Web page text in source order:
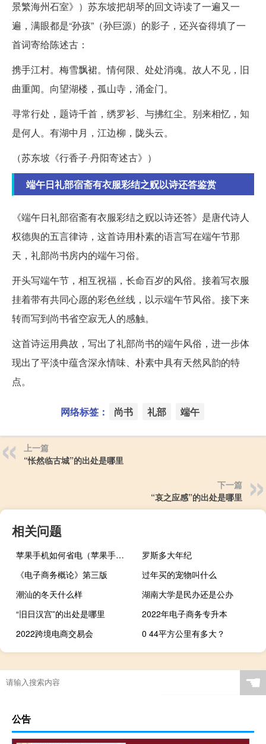
景繁海州石室》）苏东坡把胡琴的回文诗读了一遍又一
遍，满眼都是“孙孩”（孙巨源）的影子，还兴奋得填了一
首词寄给陈述古：
携手江村。梅雪飘裙。情何限、处处消魂。故人不见，旧
曲重闻。向望湖楼，孤山寺，涌金门。
寻常行处，题诗千首，绣罗衫、与拂红尘。别来相忆，知
是何人。有湖中月，江边柳，陇头云。
（苏东坡《行香子·丹阳寄述古》）
端午日礼部宿斋有衣服彩结之贶以诗还答鉴赏
《端午日礼部宿斋有衣服彩结之贶以诗还答》是唐代诗人
权德舆的五言律诗，这首诗用朴素的语言写在端午节那
天，礼部尚书房内的端午习俗。
开头写端午节，相互祝福，长命百岁的风俗。接着写衣服
挂着带有共同心愿的彩色丝线，以示端午节风俗。接下来
转而写到尚书省空寂无人的感触。
这首诗运用典故，写出了礼部尚书的端午风俗，进一步体
现出了平淡中蕴含深永情味、朴素中具有天然风韵的特
点。
网络标签： 尚书 礼部 端午
上一篇
“怅然临古城”的出处是哪里
下一篇
“哀之应感”的出处是哪里
相关问题
苹果手机如何省电（苹果手机如何防盗）
罗斯多大年纪
《电子商务概论》第三版
过年买的宠物叫什么
潮汕的冬天什么样
湖南大学是民办还是公办
“旧日汉宫”的出处是哪里
2022年电子商务专升本
2022跨境电商交易会
0 44平方公里有多大？
☚
公告